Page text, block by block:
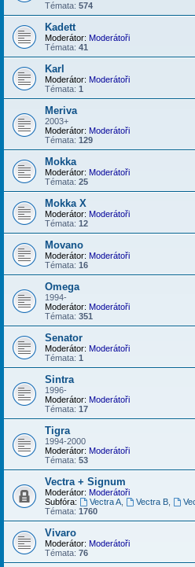
Témata: 574
Kadett
Moderátor: Moderátoři
Témata: 41
Karl
Moderátor: Moderátoři
Témata: 1
Meriva
2003+
Moderátor: Moderátoři
Témata: 129
Mokka
Moderátor: Moderátoři
Témata: 25
Mokka X
Moderátor: Moderátoři
Témata: 12
Movano
Moderátor: Moderátoři
Témata: 16
Omega
1994-
Moderátor: Moderátoři
Témata: 351
Senator
Moderátor: Moderátoři
Témata: 1
Sintra
1996-
Moderátor: Moderátoři
Témata: 17
Tigra
1994-2000
Moderátor: Moderátoři
Témata: 53
Vectra + Signum
Moderátor: Moderátoři
Subfóra:
Vectra A, Vectra B,
Témata: 1760
Vivaro
Moderátor: Moderátoři
Témata: 76